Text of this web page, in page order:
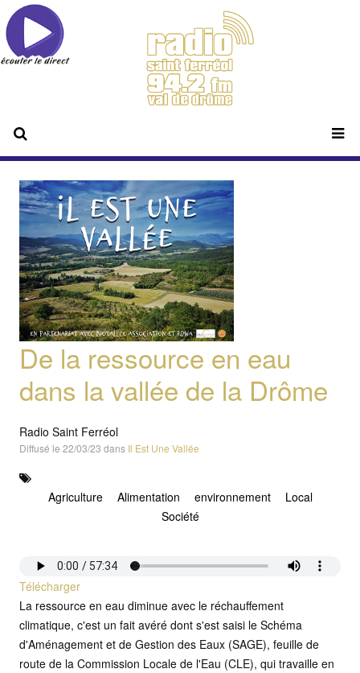
De la ressource en eau
dans la vallée de la Drôme
Radio Saint Ferréol
Diffusé le 22/03/23 dans Il Est Une Vallée
Agriculture Alimentation environnement
Local
Société
Télécharger
La ressource en eau diminue avec le réchauffement
climatique, c'est un fait avéré dont s'est saisi le Schéma
d'Aménagement et de Gestion des Eaux (SAGE), feuille de
route de la Commission Locale de l'Eau (CLE), qui travaille en